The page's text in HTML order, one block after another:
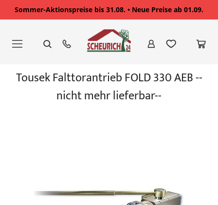
Sommer-Aktionspreise bis 31.08. • Neue Preise ab 01.09.
springen
Tousek Falttorantrieb FOLD 330 AEB --
nicht mehr lieferbar--